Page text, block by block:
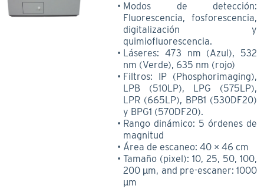
Modos de detección:
Fluorescencia, fosforescencia,
digitalización y
quimiofluorescencia.
Láseres: 473 nm (Azul), 532
nm (Verde), 635 nm (rojo)
Filtros: IP (Phosphorimaging),
LPB (510LP), LPG (575LP),
LPR (665LP), BPB1 (530DF20)
y BPG1 (570DF20).
Rango dinámico: 5 órdenes de
magnitud
Área de escaneo: 40 × 46 cm
Tamaño (pixel): 10, 25, 50, 100,
200 µm, and pre-escaner: 1000
µm